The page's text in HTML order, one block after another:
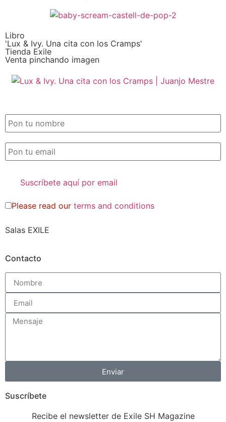
Libro
'Lux & Ivy. Una cita con los Cramps'
Tienda Exile
Venta pinchando imagen
Please read our terms and conditions
Salas EXILE
Contacto
Enviar
Suscríbete
Recibe el newsletter de Exile SH Magazine